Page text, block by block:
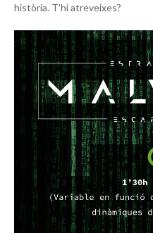
història. T'hi atreveixes?